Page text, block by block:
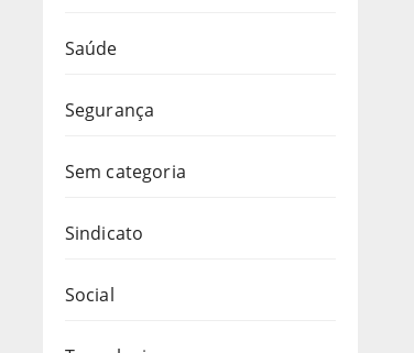
Saúde
Segurança
Sem categoria
Sindicato
Social